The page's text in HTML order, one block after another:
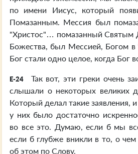
по имени Иисус, который
Помазанным. Мессия был
"Христос"… помазанный Святым
Божества, был Мессией, Богом в
Бог стали одно целое, когда Бог
E-24
Так вот, эти греки очень
слышали о некоторых великих
Который делал такие заявления,
у них было достаточно
во все это. Думаю, если б мы
если б глубже вникли в то, о
об этом по Слову.